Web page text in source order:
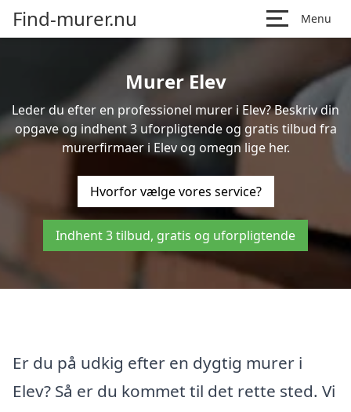
Find-murer.nu Menu
Murer Elev
Leder du efter en professionel murer i Elev? Beskriv din
opgave og indhent 3 uforpligtende og gratis tilbud fra
murerfirmaer i Elev og omegn lige her.
Hvorfor vælge vores service?
Indhent 3 tilbud, gratis og uforpligtende
Er du på udkig efter en dygtig murer i
Elev? Så er du kommet til det rette sted. Vi